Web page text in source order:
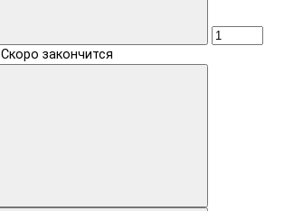
Скоро закончится